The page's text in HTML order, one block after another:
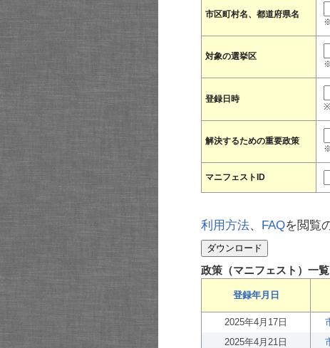
市区町村名、都道府県名
対象の選挙区
登録日時
解決するための重要政策
マニフェストID
利用方法、 FAQを閲覧
政策（マニフェスト）一覧
登録年月日
2025年4月17日
2025年4月21日